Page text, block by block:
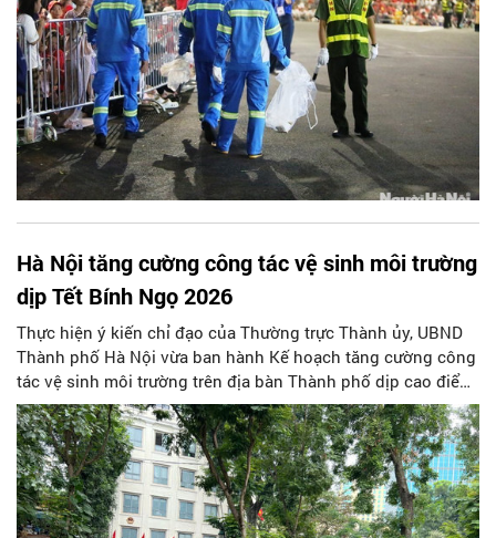
Hà Nội tăng cường công tác vệ sinh môi trường
dịp Tết Bính Ngọ 2026
Thực hiện ý kiến chỉ đạo của Thường trực Thành ủy, UBND
Thành phố Hà Nội vừa ban hành Kế hoạch tăng cường công
tác vệ sinh môi trường trên địa bàn Thành phố dịp cao điểm
cuối năm 2025, Tết Dương lịch 2026 và Tết Nguyên đán Bính
Ngọ.